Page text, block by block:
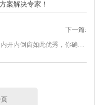
案解决专家！
下一篇:
内开内倒窗如此优秀，你确定不了解一下？